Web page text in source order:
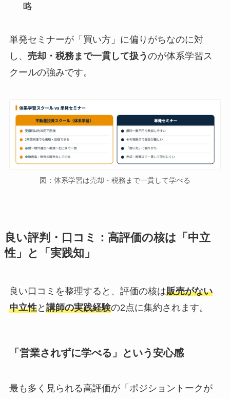
略
単発セミナーが「買い方」に偏りがちなのに対
し、 売却・税務まで一貫して扱う のが体系学習ス
クールの強みです。
図：体系学習は売却・税務まで一貫して学べる
良い評判・口コミ：高評価の核は「中立
性」と「実践知」
良い口コミを整理すると、評価の核は販売がない
中立性と 講師の実践経験の2点に集約されます。
「営業されずに学べる」という安心感
最も多く見られる高評価が「ポジショントークが